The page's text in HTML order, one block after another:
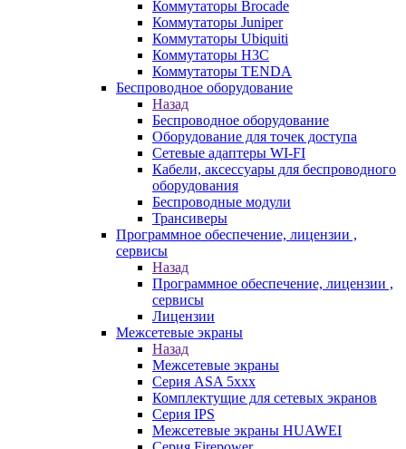
Коммутаторы Brocade
Коммутаторы Juniper
Коммутаторы Ubiquiti
Коммутаторы H3C
Коммутаторы TENDA
Беспроводное оборудование
Назад
Беспроводное оборудование
Оборудование для точек доступа
Сетевые адаптеры WI-FI
Кабели, аксессуары для беспроводного
оборудования
Беспроводные модули
Трансиверы
Программное обеспечение, лицензии ,
сервисы
Назад
Программное обеспечение, лицензии ,
сервисы
Лицензии
Межсетевые экраны
Назад
Межсетевые экраны
Серия ASA 5xxx
Комплектущие для сетевых экранов
Серия IPS
Межсетевые экраны HUAWEI